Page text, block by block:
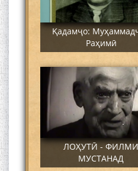
Қадамҷо:
Раҳимӣ
ЛОҲУТӢ - ФИЛМИ
МУСТАНАД